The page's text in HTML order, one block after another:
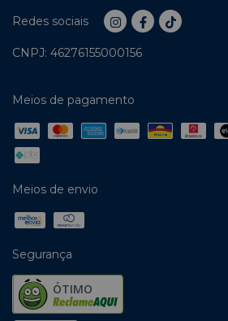
Redes sociais
CNPJ: 46276155000156
Meios de pagamento
Meios de envio
Segurança
ÓTIMO